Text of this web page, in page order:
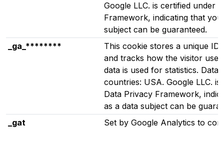
Google LLC. is certified under
Framework, indicating that
subject can be guaranteed.
_ga_********
This cookie stores a unique ID
and tracks how the visitor
data is used for statistics. Data
countries: USA. Google LLC.
Data Privacy Framework,
as a data subject can be
_gat
Set by Google Analytics to